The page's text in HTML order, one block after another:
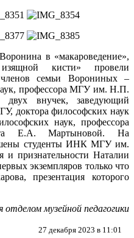
в «макароведение»,
кисти» провели
семьи Ворониных –
профессора МГУ им. Н.П.
внучек, заведующий
доктора философских наук
наук, профессора
Е.А. Мартыновой. На
студенты ИНК МГУ им.
признательности Наталии
экземпляров только что
презентация которого
музейной педагогики
27 декабря 2023 в 11:01